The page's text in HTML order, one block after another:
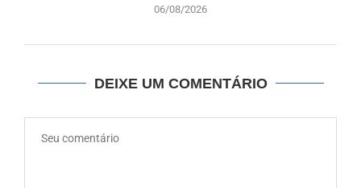
06/08/2026
DEIXE UM COMENTÁRIO